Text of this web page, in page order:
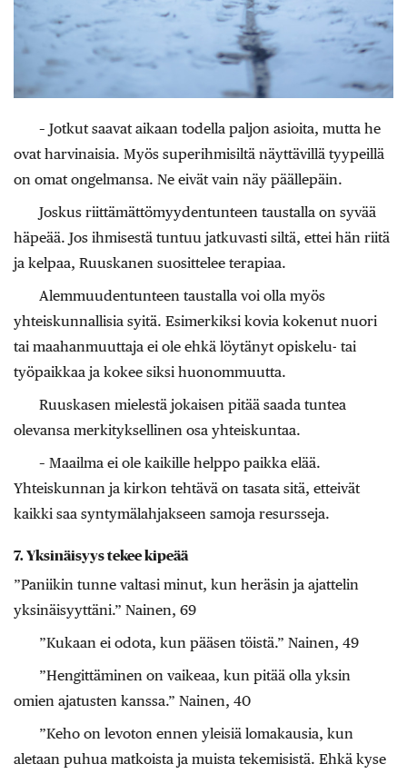
– Jotkut saavat aikaan todella paljon asioita, mutta he
ovat harvinaisia. Myös superihmisiltä näyttävillä tyypeillä
on omat ongelmansa. Ne eivät vain näy päällepäin.
Joskus riittämättömyydentunteen taustalla on syvää
häpeää. Jos ihmisestä tuntuu jatkuvasti siltä, ettei hän riitä
ja kelpaa, Ruuskanen suosittelee terapiaa.
Alemmuudentunteen taustalla voi olla myös
yhteiskunnallisia syitä. Esimerkiksi kovia kokenut nuori
tai maahanmuuttaja ei ole ehkä löytänyt opiskelu- tai
työpaikkaa ja kokee siksi huonommuutta.
Ruuskasen mielestä jokaisen pitää saada tuntea
olevansa merkityksellinen osa yhteiskuntaa.
– Maailma ei ole kaikille helppo paikka elää.
Yhteiskunnan ja kirkon tehtävä on tasata sitä, etteivät
kaikki saa syntymälahjakseen samoja resursseja.
7. Yksinäisyys tekee kipeää
”Paniikin tunne valtasi minut, kun heräsin ja ajattelin
yksinäisyyttäni.” Nainen, 69
”Kukaan ei odota, kun pääsen töistä.” Nainen, 49
”Hengittäminen on vaikeaa, kun pitää olla yksin
omien ajatusten kanssa.” Nainen, 40
”Keho on levoton ennen yleisiä lomakausia, kun
aletaan puhua matkoista ja muista tekemisistä. Ehkä kyse